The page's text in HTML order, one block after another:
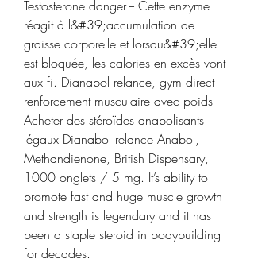
Testosterone danger -- Cette enzyme
réagit à l&#39;accumulation de
graisse corporelle et lorsqu&#39;elle
est bloquée, les calories en excès vont
aux fi. Dianabol relance, gym direct
renforcement musculaire avec poids -
Acheter des stéroïdes anabolisants
légaux Dianabol relance Anabol,
Methandienone, British Dispensary,
1000 onglets / 5 mg. It’s ability to
promote fast and huge muscle growth
and strength is legendary and it has
been a staple steroid in bodybuilding
for decades.